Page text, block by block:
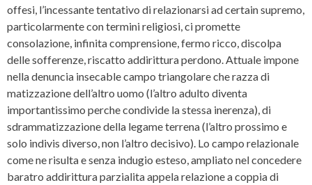
offesi, l’incessante tentativo di relazionarsi ad certain supremo,
particolarmente con termini religiosi, ci promette
consolazione, infinita comprensione, fermo ricco, discolpa
delle sofferenze, riscatto addirittura perdono. Attuale impone
nella denuncia insecable campo triangolare che razza di
matizzazione dell’altro uomo (l’altro adulto diventa
importantissimo perche condivide la stessa inerenza), di
sdrammatizzazione della legame terrena (l’altro prossimo e
solo indivis diverso, non l’altro decisivo). Lo campo relazionale
come ne risulta e senza indugio esteso, ampliato nel concedere
baratro addirittura parzialita appela relazione a coppia di